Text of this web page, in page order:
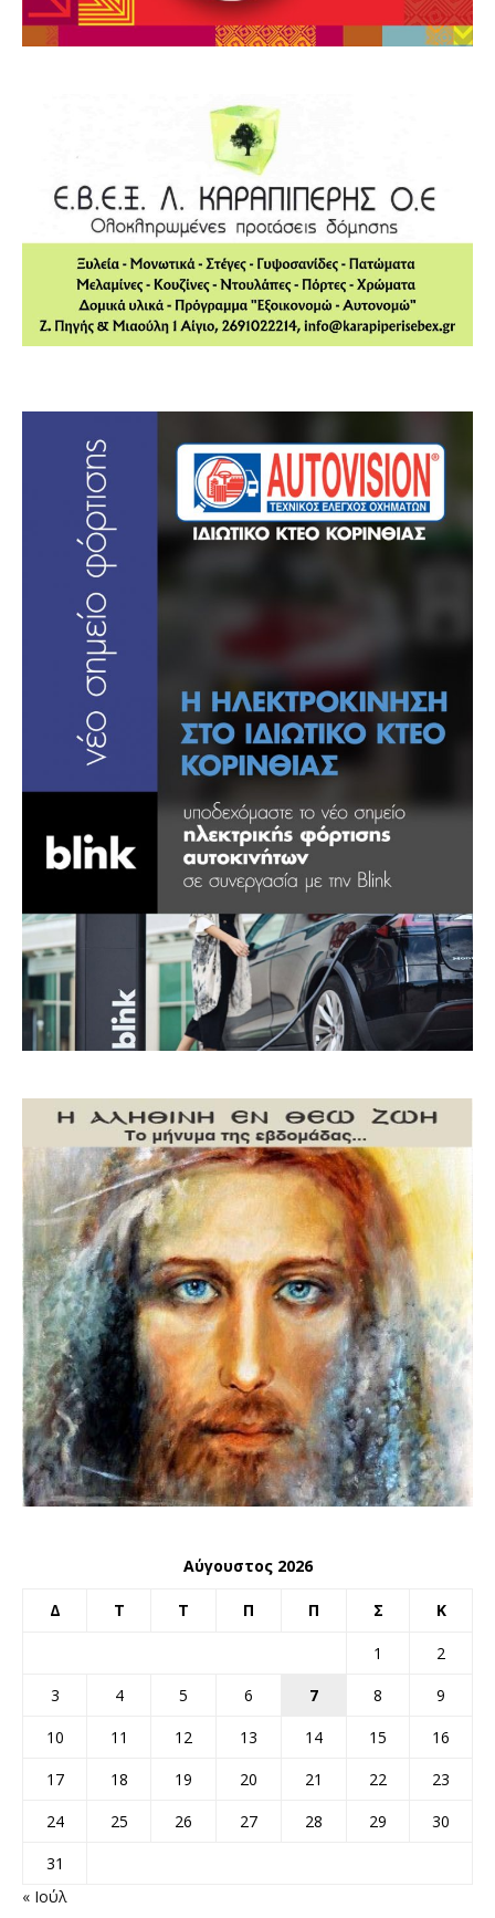
Αύγουστος 2026
Δ Τ Τ Π Π Σ Κ
1
2
3
4 5 6 7 8
9
10
11 12 13 14 15
16
17
18 19 20 21 22
23
24
25 26 27 28 29
30
31
« Ιούλ